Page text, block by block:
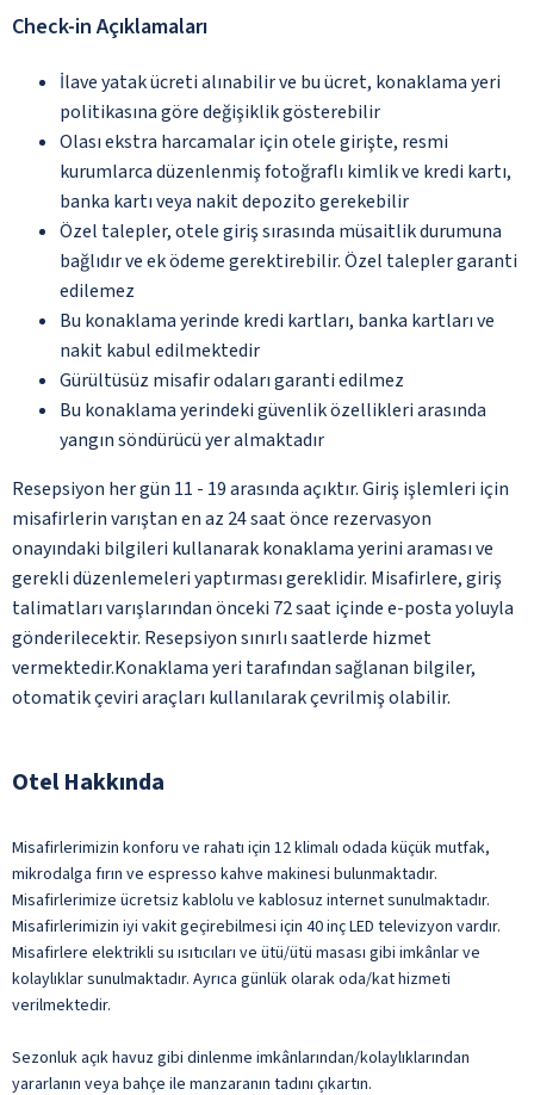
Check-in Açıklamaları
İlave yatak ücreti alınabilir ve bu ücret, konaklama yeri
politikasına göre değişiklik gösterebilir
Olası ekstra harcamalar için otele girişte, resmi
kurumlarca düzenlenmiş fotoğraflı kimlik ve kredi kartı,
banka kartı veya nakit depozito gerekebilir
Özel talepler, otele giriş sırasında müsaitlik durumuna
bağlıdır ve ek ödeme gerektirebilir. Özel talepler garanti
edilemez
Bu konaklama yerinde kredi kartları, banka kartları ve
nakit kabul edilmektedir
Gürültüsüz misafir odaları garanti edilmez
Bu konaklama yerindeki güvenlik özellikleri arasında
yangın söndürücü yer almaktadır
Resepsiyon her gün 11 - 19 arasında açıktır. Giriş işlemleri için
misafirlerin varıştan en az 24 saat önce rezervasyon
onayındaki bilgileri kullanarak konaklama yerini araması ve
gerekli düzenlemeleri yaptırması gereklidir. Misafirlere, giriş
talimatları varışlarından önceki 72 saat içinde e-posta yoluyla
gönderilecektir. Resepsiyon sınırlı saatlerde hizmet
vermektedir.Konaklama yeri tarafından sağlanan bilgiler,
otomatik çeviri araçları kullanılarak çevrilmiş olabilir.
Otel Hakkında
Misafirlerimizin konforu ve rahatı için 12 klimalı odada küçük mutfak,
mikrodalga fırın ve espresso kahve makinesi bulunmaktadır.
Misafirlerimize ücretsiz kablolu ve kablosuz internet sunulmaktadır.
Misafirlerimizin iyi vakit geçirebilmesi için 40 inç LED televizyon vardır.
Misafirlere elektrikli su ısıtıcıları ve ütü/ütü masası gibi imkânlar ve
kolaylıklar sunulmaktadır. Ayrıca günlük olarak oda/kat hizmeti
verilmektedir.
Sezonluk açık havuz gibi dinlenme imkânlarından/kolaylıklarından
yararlanın veya bahçe ile manzaranın tadını çıkartın.